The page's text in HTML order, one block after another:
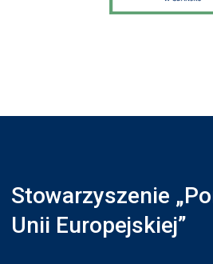
Stowarzyszenie
Unii Europejskiej”